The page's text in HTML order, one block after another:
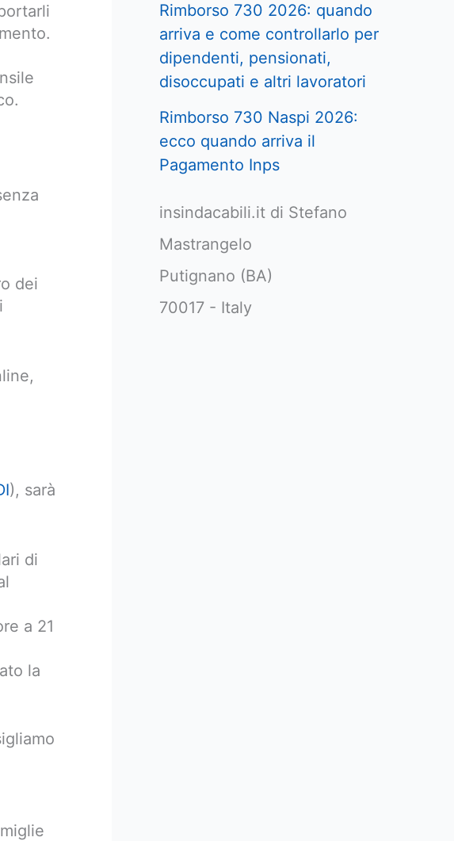
dei
), sarà
di
a 21
la
Rimborso 730 2026: quando
arriva e come controllarlo per
dipendenti, pensionati,
disoccupati e altri lavoratori
Rimborso 730 Naspi 2026:
ecco quando arriva il
Pagamento Inps
insindacabili.it di Stefano
Mastrangelo
Putignano (BA)
70017 - Italy